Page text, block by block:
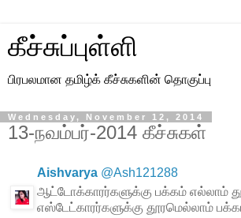
கீச்சுப்புள்ளி
பிரபலமான தமிழ்க் கீச்சுகளின் தொகுப்பு
Wednesday, November 12, 2014
13-நவம்பர்-2014 கீச்சுகள்
Aishvarya @Ash121288
ஆட்டோக்காரர்களுக்கு பக்கம் எல்லாம்
எஸ்டேட்காரர்களுக்கு தூரமெல்லாம்